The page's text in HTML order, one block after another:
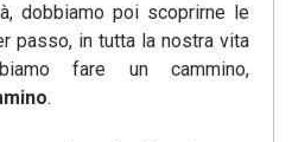
dobbiamo poi scoprirne le
passo, in tutta la nostra vita
fare un cammino,
.